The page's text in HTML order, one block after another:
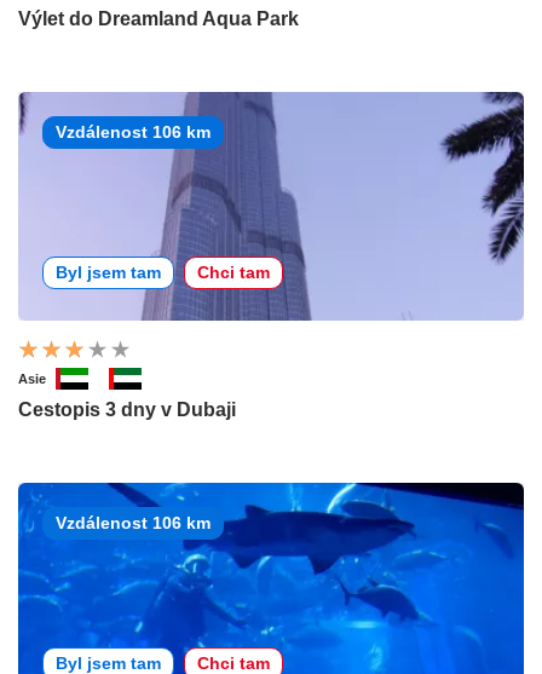
Výlet do Dreamland Aqua Park
Vzdálenost 106 km
Byl jsem tam Chci tam
Asie
Cestopis 3 dny v Dubaji
Vzdálenost 106 km
Byl jsem tam Chci tam